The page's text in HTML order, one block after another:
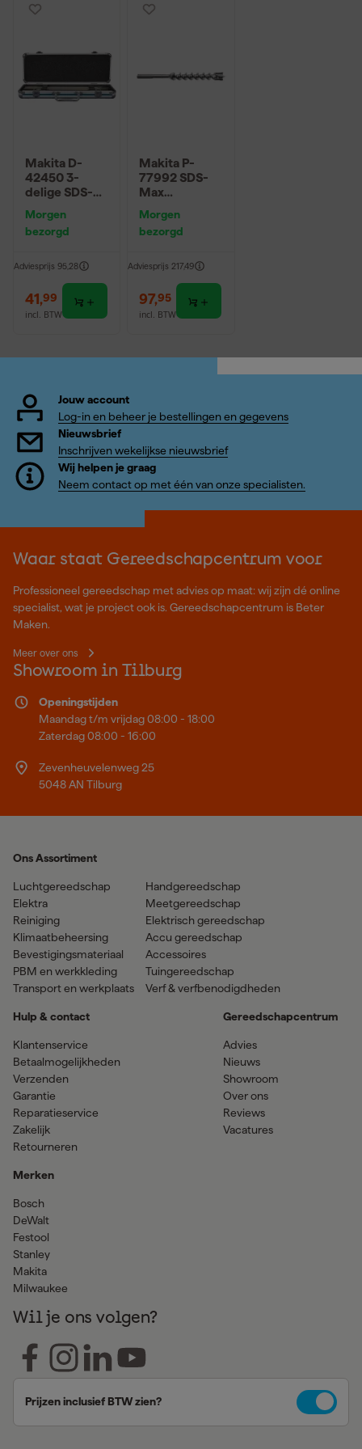
Makita D-
42450 3-
delige SDS-
Morgen
bezorgd
Adviesprijs 95,28
41,99
incl. BTW
Makita P-
77992 SDS-
Max
snijvlakken -
28 x 800 x
Morgen
bezorgd
Adviesprijs 217,49
97,95
incl. BTW
Jouw account
Log-in en beheer je bestellingen en gegevens
Nieuwsbrief
Inschrijven wekelijkse nieuwsbrief
Wij helpen je graag
Neem contact op met één van onze specialisten.
Waar staat Gereedschapcentrum voor
Professioneel gereedschap met advies op maat: wij zijn dé online
specialist, wat je project ook is. Gereedschapcentrum is Beter
Maken.
Meer over ons
Showroom in Tilburg
Openingstijden
Maandag t/m vrijdag 08:00 - 18:00
Zaterdag 08:00 - 16:00
Zevenheuvelenweg 25
5048 AN Tilburg
Ons Assortiment
Luchtgereedschap
Elektra
Reiniging
Klimaatbeheersing
Bevestigingsmateriaal
PBM en werkkleding
Transport en werkplaats
Handgereedschap
Meetgereedschap
Elektrisch gereedschap
Accu gereedschap
Accessoires
Tuingereedschap
Verf & verfbenodigdheden
Hulp & contact
Klantenservice
Betaalmogelijkheden
Verzenden
Garantie
Reparatieservice
Zakelijk
Retourneren
Merken
Bosch
DeWalt
Festool
Stanley
Makita
Milwaukee
Gereedschapcentrum
Advies
Nieuws
Showroom
Over ons
Reviews
Vacatures
Wil je ons volgen?
Prijzen inclusief BTW zien?